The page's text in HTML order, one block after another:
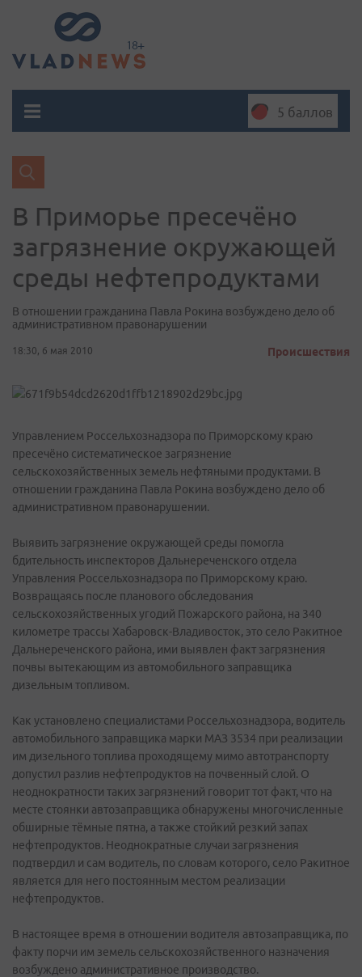
5 баллов
В Приморье пресечёно
загрязнение окружающей
среды нефтепродуктами
В отношении гражданина Павла Рокина возбуждено дело об
административном правонарушении
18:30, 6 мая 2010 Происшествия
Управлением Россельхознадзора по Приморскому краю
пресечёно систематическое загрязнение
сельскохозяйственных земель нефтяными продуктами. В
отношении гражданина Павла Рокина возбуждено дело об
административном правонарушении.
Выявить загрязнение окружающей среды помогла
бдительность инспекторов Дальнереченского отдела
Управления Россельхознадзора по Приморскому краю.
Возвращаясь после планового обследования
сельскохозяйственных угодий Пожарского района, на 340
километре трассы Хабаровск-Владивосток, это село Ракитное
Дальнереченского района, ими выявлен факт загрязнения
почвы вытекающим из автомобильного заправщика
дизельным топливом.
Как установлено специалистами Россельхознадзора, водитель
автомобильного заправщика марки МАЗ 3534 при реализации
им дизельного топлива проходящему мимо автотранспорту
допустил разлив нефтепродуктов на почвенный слой. О
неоднократности таких загрязнений говорит тот факт, что на
месте стоянки автозаправщика обнаружены многочисленные
обширные тёмные пятна, а также стойкий резкий запах
нефтепродуктов. Неоднократные случаи загрязнения
подтвердил и сам водитель, по словам которого, село Ракитное
является для него постоянным местом реализации
нефтепродуктов.
В настоящее время в отношении водителя автозаправщика, по
факту порчи им земель сельскохозяйственного назначения
возбуждено административное производство.